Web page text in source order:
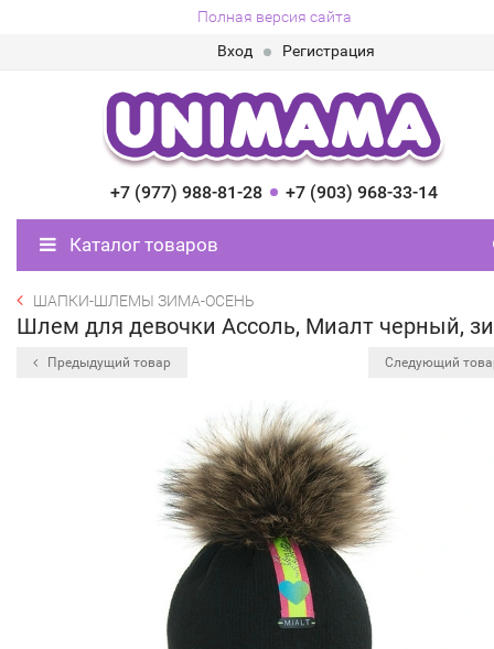
Полная версия сайта
Вход
Регистрация
+7 (977) 988-81-28 +7 (903) 968-33-14
Каталог товаров
ШАПКИ-ШЛЕМЫ ЗИМА-ОСЕНЬ
Шлем для девочки Ассоль, Миалт черный,
Предыдущий товар Следующий